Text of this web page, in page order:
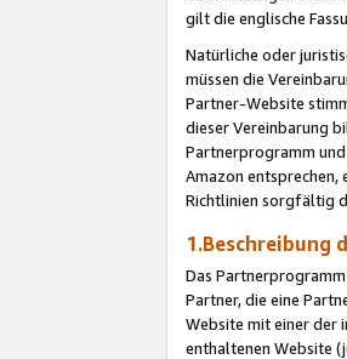
gilt die englische
Natürliche oder
müssen die
Partner-Website
dieser Vereinbarung
Partnerprogramm
Amazon
Richtlinien sorgfältig
1.Beschreibung
Das
Partner, die eine
Website mit einer der
enthaltenen Website